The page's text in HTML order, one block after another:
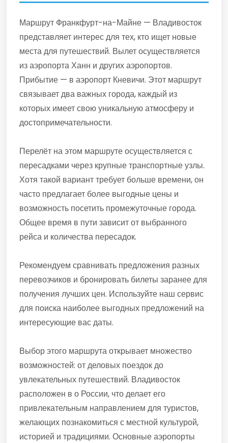
Маршрут Франкфурт-на-Майне — Владивосток
представляет интерес для тех, кто ищет новые
места для путешествий. Вылет осуществляется
из аэропорта Ханн и других аэропортов.
Прибытие — в аэропорт Кневичи. Этот маршрут
связывает два важных города, каждый из
которых имеет свою уникальную атмосферу и
достопримечательности.
Перелёт на этом маршруте осуществляется с
пересадками через крупные транспортные узлы.
Хотя такой вариант требует больше времени, он
часто предлагает более выгодные цены и
возможность посетить промежуточные города.
Общее время в пути зависит от выбранного
рейса и количества пересадок.
Рекомендуем сравнивать предложения разных
перевозчиков и бронировать билеты заранее для
получения лучших цен. Используйте наш сервис
для поиска наиболее выгодных предложений на
интересующие вас даты.
Выбор этого маршрута открывает множество
возможностей: от деловых поездок до
увлекательных путешествий. Владивосток
расположен в о России, что делает его
привлекательным направлением для туристов,
желающих познакомиться с местной культурой,
историей и традициями. Основные аэропорты